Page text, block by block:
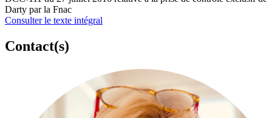
Darty par la Fnac
Consulter le texte intégral
Contact(s)